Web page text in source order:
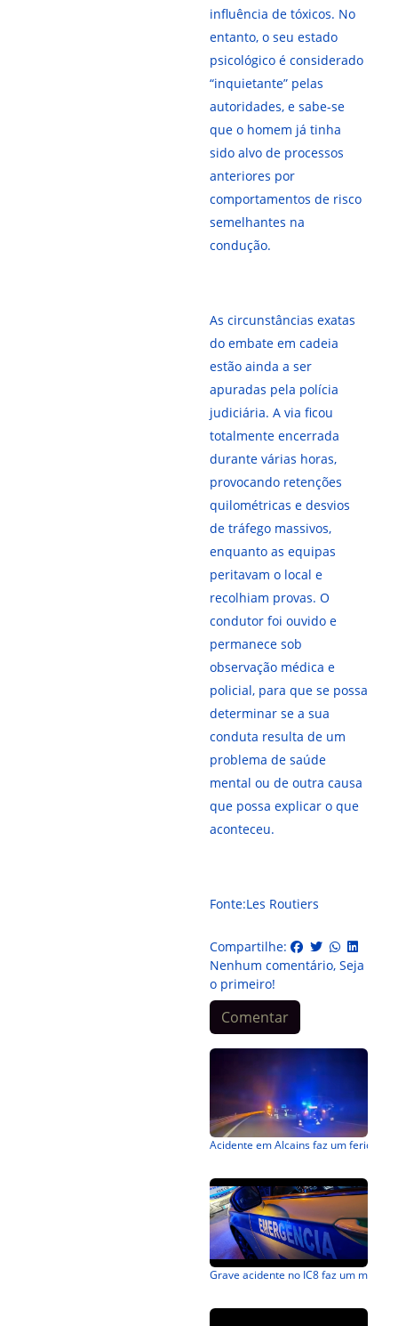
influência de tóxicos. No
entanto, o seu estado
psicológico é considerado
“inquietante” pelas
autoridades, e sabe-se
que o homem já tinha
sido alvo de processos
anteriores por
comportamentos de risco
semelhantes na
condução.
As circunstâncias exatas
do embate em cadeia
estão ainda a ser
apuradas pela polícia
judiciária. A via ficou
totalmente encerrada
durante várias horas,
provocando retenções
quilométricas e desvios
de tráfego massivos,
enquanto as equipas
peritavam o local e
recolhiam provas. O
condutor foi ouvido e
permanece sob
observação médica e
policial, para que se possa
determinar se a sua
conduta resulta de um
problema de saúde
mental ou de outra causa
que possa explicar o que
aconteceu.
Fonte:Les Routiers
Compartilhe:
Nenhum comentário, Seja
o primeiro!
Comentar
Acidente em Alcains faz um ferido
Grave acidente no IC8 faz um morto